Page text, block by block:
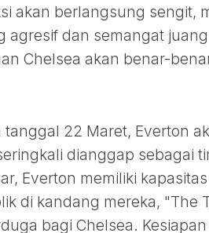
akan berlangsung sengit,
agresif dan semangat
Chelsea akan benar-
22 Maret, Everton
dianggap sebagai
Everton memiliki
di kandang mereka, "The
bagi Chelsea.